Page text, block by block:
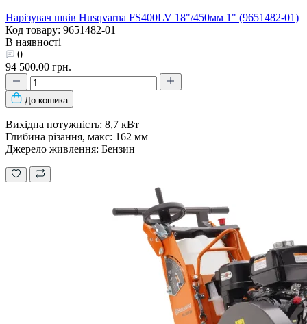
Нарізувач швів Husqvarna FS400LV 18"/450мм 1" (9651482-01)
Код товару: 9651482-01
В наявності
0
94 500.00 грн.
До кошика
Вихідна потужність: 8,7 кВт
Глибина різання, макс: 162 мм
Джерело живлення: Бензин